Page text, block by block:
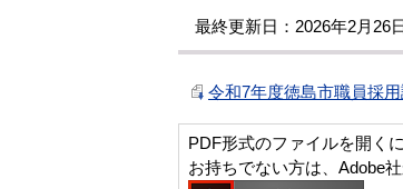
最終更新日：2026年2月26
令和7年度徳島市職員採
PDF形式のファイルを開く
お持ちでない方は、Adobe